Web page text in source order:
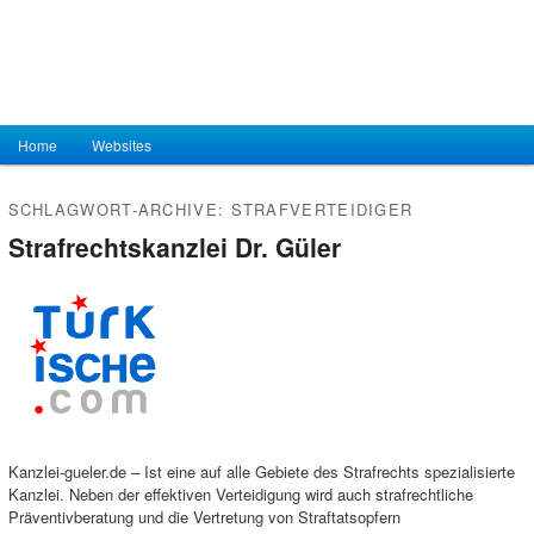
Hauptmenü
Zum Inhalt wechseln
Zum sekundären Inhalt wechseln
Home Websites
SCHLAGWORT-ARCHIVE: STRAFVERTEIDIGER
Strafrechtskanzlei Dr. Güler
Kanzlei-gueler.de – Ist eine auf alle Gebiete des Strafrechts spezialisierte
Kanzlei. Neben der effektiven Verteidigung wird auch strafrechtliche
Präventivberatung und die Vertretung von Straftatsopfern